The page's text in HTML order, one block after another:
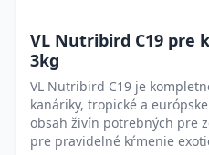
VL Nutribird C19 pre
3kg
VL Nutribird C19 je
kanáriky, tropické a
obsah živín potrebných pre
pre pravidelné kŕmenie